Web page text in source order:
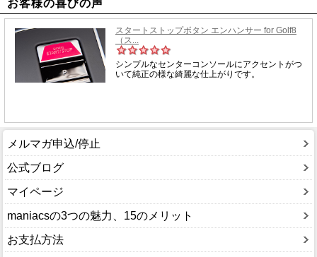
お客様の喜びの声
メルマガ申込/停止
公式ブログ
マイページ
maniacsの3つの魅力、15のメリット
お支払方法